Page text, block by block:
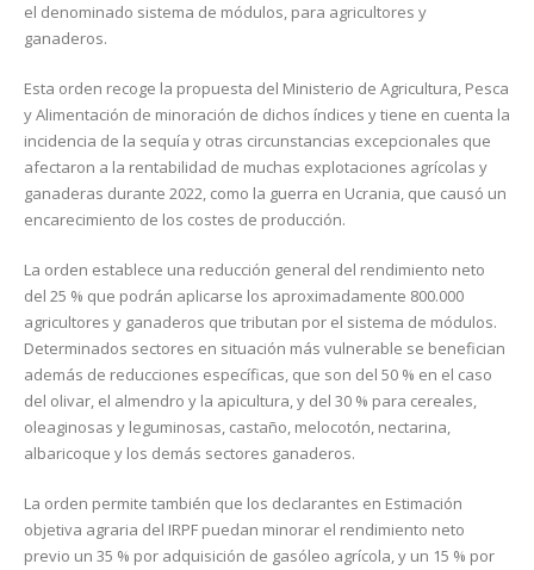
el denominado sistema de módulos, para agricultores y
ganaderos.
Esta orden recoge la propuesta del Ministerio de Agricultura, Pesca
y Alimentación de minoración de dichos índices y tiene en cuenta la
incidencia de la sequía y otras circunstancias excepcionales que
afectaron a la rentabilidad de muchas explotaciones agrícolas y
ganaderas durante 2022, como la guerra en Ucrania, que causó un
encarecimiento de los costes de producción.
La orden establece una reducción general del rendimiento neto
del 25 % que podrán aplicarse los aproximadamente 800.000
agricultores y ganaderos que tributan por el sistema de módulos.
Determinados sectores en situación más vulnerable se benefician
además de reducciones específicas, que son del 50 % en el caso
del olivar, el almendro y la apicultura, y del 30 % para cereales,
oleaginosas y leguminosas, castaño, melocotón, nectarina,
albaricoque y los demás sectores ganaderos.
La orden permite también que los declarantes en Estimación
objetiva agraria del IRPF puedan minorar el rendimiento neto
previo un 35 % por adquisición de gasóleo agrícola, y un 15 % por